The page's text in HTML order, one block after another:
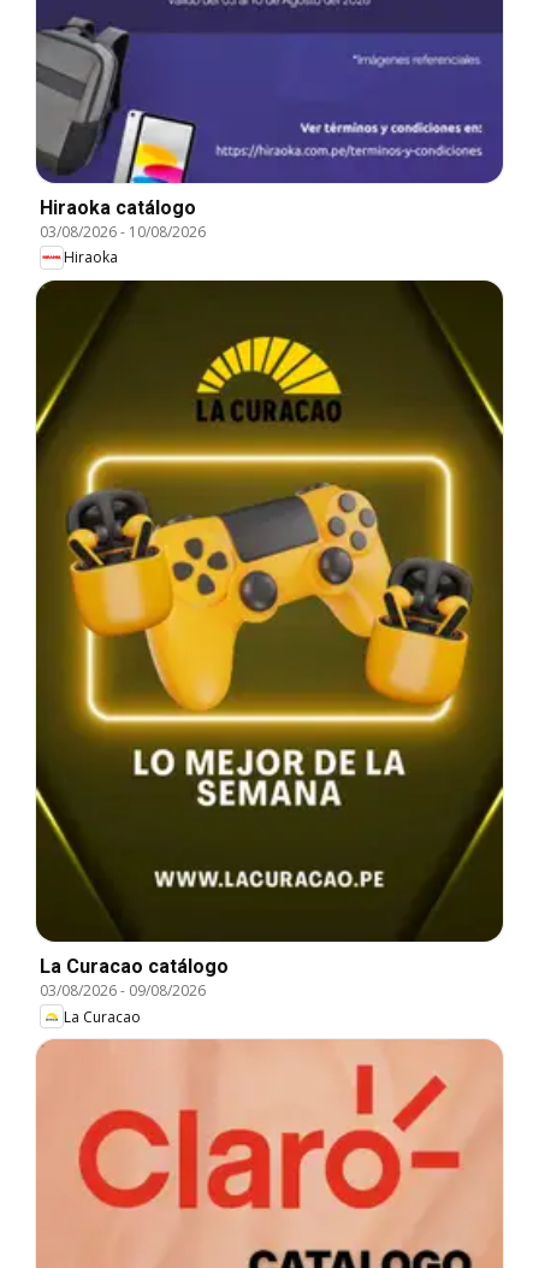
Hiraoka catálogo
03/08/2026- 10/08/2026
Hiraoka
La Curacao catálogo
03/08/2026- 09/08/2026
La Curacao